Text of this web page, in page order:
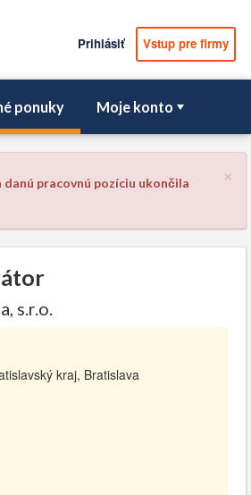
Prihlásiť Vstup pre firmy
ponuky Moje konto
×
pracovnú pozíciu ukončila
s.r.o.
kraj, Bratislava